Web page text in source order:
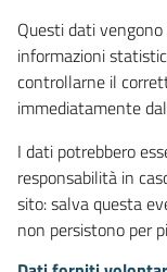
Questi dati
informazioni
controllarne il
immediatamente
I dati potrebbero
responsabilità in
sito: salva questa
non persistono per